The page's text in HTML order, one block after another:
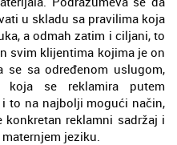
u skladu sa pravilima koja
a odmah zatim i ciljani, to
svim klijentima kojima je on
se sa određenom uslugom,
koja se reklamira putem
to na najbolji mogući način,
reklamni sadržaj i
jeziku.